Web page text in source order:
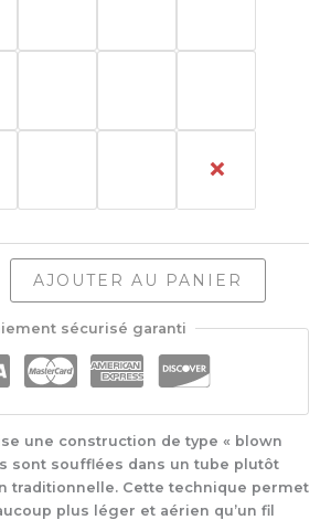
AJOUTER AU PANIER
sécurisé garanti
une construction de type « blown
sont soufflées dans un tube plutôt
traditionnelle. Cette technique permet
plus léger et aérien qu’un fil